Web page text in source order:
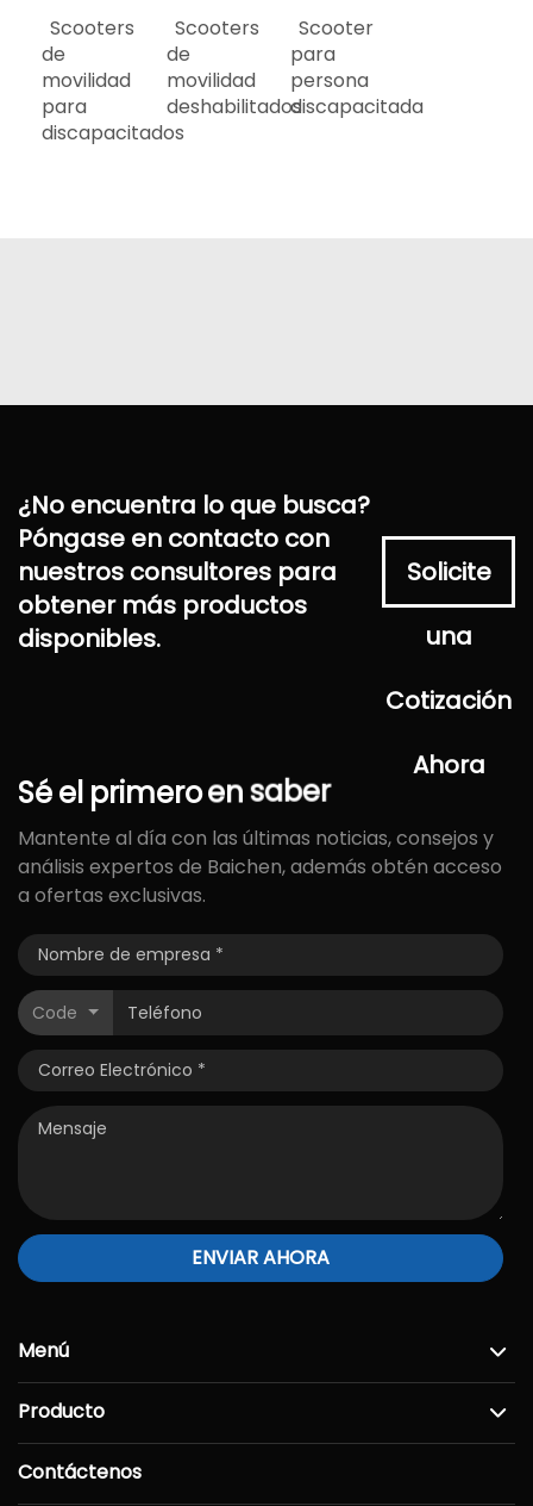
Scooters
de
movilidad
para
discapacitados
Scooters
de
movilidad
deshabilitados
Scooter
para
persona
discapacitada
¿No encuentra lo que busca?
Póngase en contacto con
nuestros consultores para
obtener más productos
disponibles.
Solicite
una
Cotización
Ahora
Séel primeroensaber
Mantente al día con las últimas noticias, consejos y
análisis expertos de Baichen, además obtén acceso
a ofertas exclusivas.
Code
ENVIAR AHORA
Menú
Producto
Contáctenos